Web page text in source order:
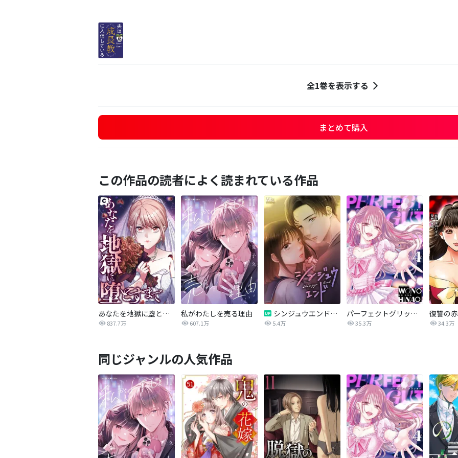
全1巻を表示する
まとめて購入
この作品の読者によく読まれている作品
あなたを地獄に堕とすまで
837.7万
私がわたしを売る理由
607.1万
シンジュウエンド【タテヨミ】
5.4万
パーフェクトグリッター
35.3万 34.3万
同じジャンルの人気作品